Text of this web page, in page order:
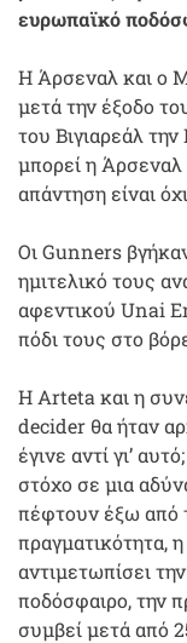
ευρωπαϊκό
Η Άρσεναλ και ο
μετά την έξοδο
του Βιγιαρεάλ
μπορεί η
απάντηση είναι
Οι Gunners
ημιτελικό τους
αφεντικού Unai
πόδι τους στο
Η Arteta και η
decider θα ήταν
έγινε αντί γι’
στόχο σε μια
πέφτουν έξω από
πραγματικότητα,
αντιμετωπίσει
ποδόσφαιρο, την
συμβεί μετά από